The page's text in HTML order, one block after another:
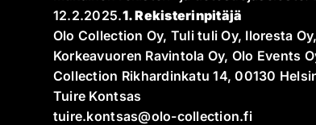
12.2.2025.1. Rekisterinpitäjä
Olo Collection Oy, Tuli tuli Oy, Iloresta
Korkeavuoren Ravintola Oy, Olo Events
Collection Rikhardinkatu 14, 00130
Tuire Kontsas
tuire.kontsas@olo-collection.fi